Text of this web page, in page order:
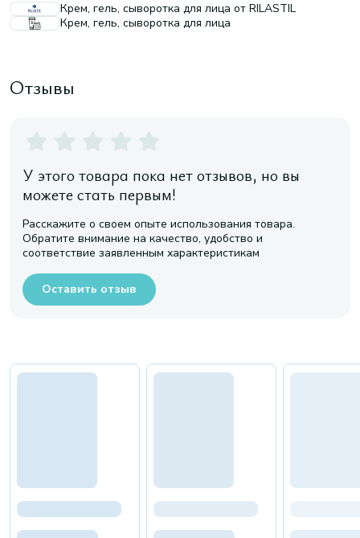
Крем, гель, сыворотка для лица от RILASTIL
Крем, гель, сыворотка для лица
Отзывы
У этого товара пока нет отзывов, но вы
можете стать первым!
Расскажите о своем опыте использования товара.
Обратите внимание на качество, удобство и
соответствие заявленным характеристикам
Оставить отзыв